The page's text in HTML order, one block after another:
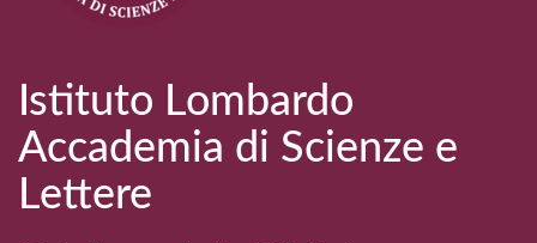
Istituto Lombardo
Accademia di Scienze e
Lettere